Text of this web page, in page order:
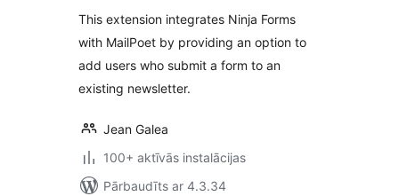
This extension integrates Ninja Forms
with MailPoet by providing an option to
add users who submit a form to an
existing newsletter.
Jean Galea
100+ aktīvās instalācijas
Pārbaudīts ar 4.3.34